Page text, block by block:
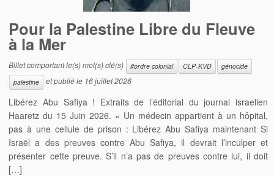
Pour la Palestine Libre du Fleuve
à la Mer
Billet comportant le(s) mot(s) clé(s) #ordre colonial CLP-KVD
génocide
palestine
et publié le 16 juillet 2026
Libérez Abu Safiya ! Extraits de l’éditorial du journal israelien
Haaretz du 15 Juin 2026. « Un médecin appartient à un hôpital,
pas à une cellule de prison : Libérez Abu Safiya maintenant Si
Israël a des preuves contre Abu Safiya, il devrait l’inculper et
présenter cette preuve. S’il n’a pas de preuves contre lui, il doit
[…]